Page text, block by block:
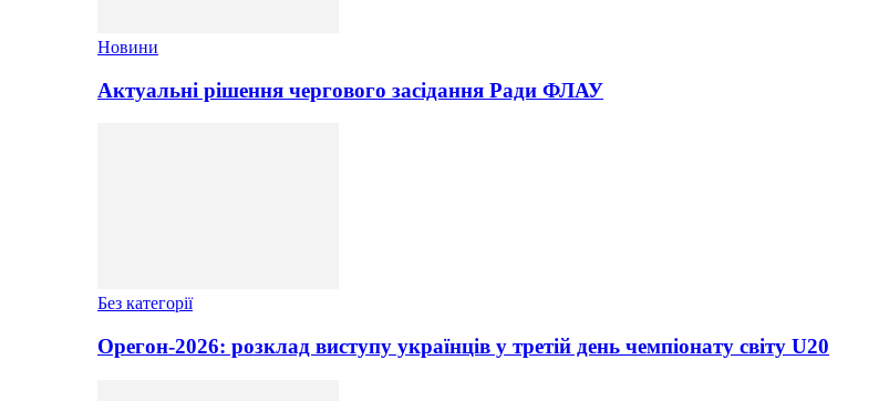
Новини
Актуальні рішення чергового засідання Ради ФЛАУ
Без категорії
Орегон-2026: розклад виступу українців у третій день чемпіонату світу U20